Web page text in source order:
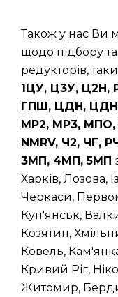
Також у нас Ви
щодо підбору
редукторів,
1ЦУ, Ц3У, Ц2Н,
ГПШ, ЦДН,
МР2, МР3, МПО,
NMRV, Ч2, ЧГ,
3МП, 4МП, 5МП
Харків, Лозова,
Черкаси,
Куп'янськ,
Козятин,
Ковель,
Кривий Ріг,
Житомир,